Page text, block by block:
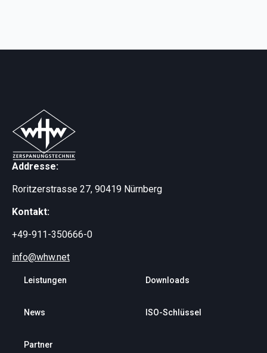
Addresse:
Roritzerstrasse 27, 90419 Nürnberg
Kontakt:
+49-911-350666-0
info@whw.net
Leistungen
News
Partner
Downloads
ISO-Schlüssel